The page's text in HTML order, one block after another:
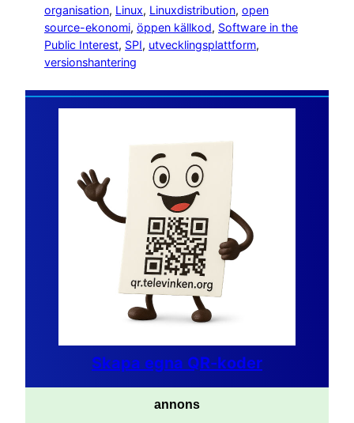
organisation, Linux, Linuxdistribution, open
source-ekonomi, öppen källkod, Software in the
Public Interest, SPI, utvecklingsplattform
versionshantering
Skapa egna QR-koder
annons